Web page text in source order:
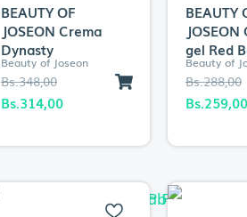
BEAUTY OF
JOSEON Crema
Dynasty
Beauty of Joseon
Bs.348,00
El
precio
Bs.314,00precio
BEAUTY
gel Red
Beauty of
Bs.288,00
El
precio
Bs.259,00